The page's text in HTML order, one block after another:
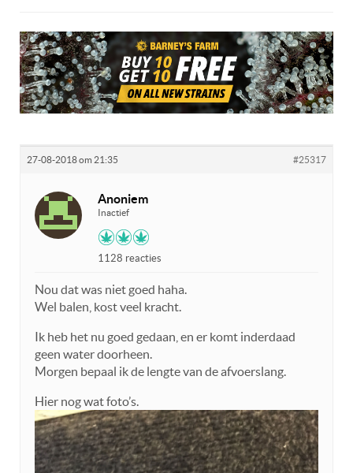
27-08-2018 om 21:35 #25317
Anoniem
Inactief
1128 reacties
Nou dat was niet goed haha.
Wel balen, kost veel kracht.
Ik heb het nu goed gedaan, en er komt inderdaad
geen water doorheen.
Morgen bepaal ik de lengte van de afvoerslang.
Hier nog wat foto’s.